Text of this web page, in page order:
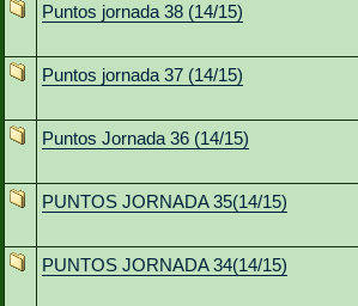
Puntos jornada 38 (14/15)
Puntos jornada 37 (14/15)
Puntos Jornada 36 (14/15)
PUNTOS JORNADA 35(14/15)
PUNTOS JORNADA 34(14/15)